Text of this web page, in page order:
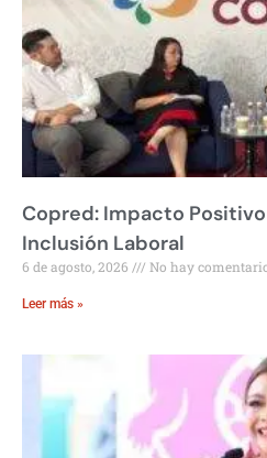
Copred: Impacto
Inclusión Laboral
6 de agosto, 2026 No hay
Leer más »